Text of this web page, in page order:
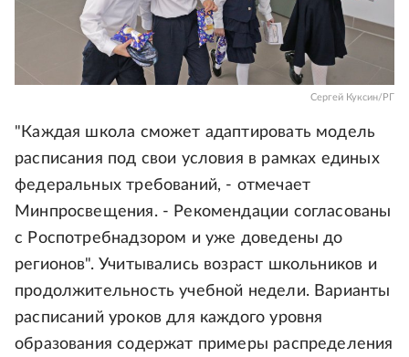
Сергей Куксин/РГ
"Каждая школа сможет адаптировать модель
расписания под свои условия в рамках единых
федеральных требований, - отмечает
Минпросвещения. - Рекомендации согласованы
с Роспотребнадзором и уже доведены до
регионов". Учитывались возраст школьников и
продолжительность учебной недели. Варианты
расписаний уроков для каждого уровня
образования содержат примеры распределения